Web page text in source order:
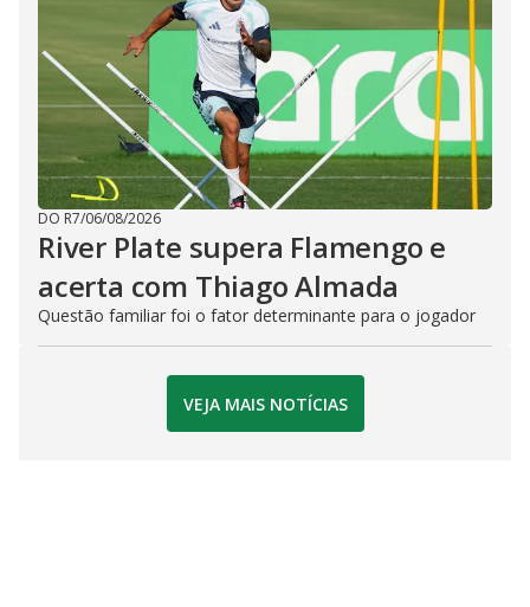
DO R7/06/08/2026
River Plate supera Flamengo e
acerta com Thiago Almada
Questão familiar foi o fator determinante para o jogador
VEJA MAIS NOTÍCIAS